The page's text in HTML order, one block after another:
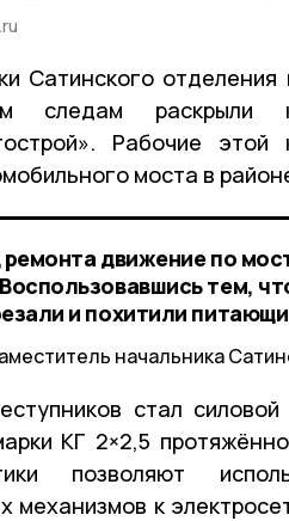
Сатинского
следам раскрыли
Рабочие этой
моста в
движение по
тем,
и похитили
начальника
стал
КГ 2×2,5
позволяют
механизмов к